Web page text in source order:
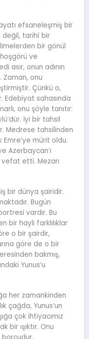
efsaneleşmiş bir
değil, tarihî bir
bir gönül
ve
asır, onun adının
onu
Çünkü o,
Edebiyat sahasında
onu şöyle tanıtır:
İyi bir tahsil
Medrese tahsilinden
mürit oldu.
Azerbaycan’ı
vefat etti. Mezarı
bir dünya şairidir.
Bugün
vardır. Bu
bir hayli farklılıklar
o bir şairdir,
göre de o bir
bakmış,
Yunus’u
her zamankinden
çağda, Yunus’un
çok ihtiyacımız
bir ışıktır. Onu